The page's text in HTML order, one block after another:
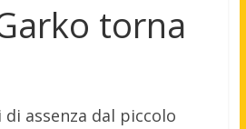
torna
assenza dal piccolo